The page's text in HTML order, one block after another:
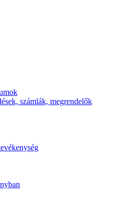
számlák, megrendelők